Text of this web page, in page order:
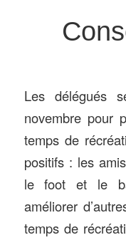
Les délégués
novembre pour
temps de
positifs : les
le foot et le
améliorer
temps de